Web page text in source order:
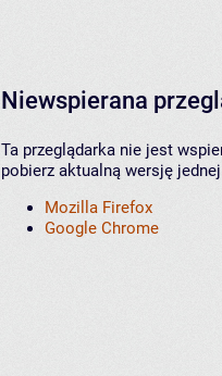
Niewspierana
Ta przeglądarka nie jest
pobierz aktualną wersję
Mozilla Firefox
Google Chrome